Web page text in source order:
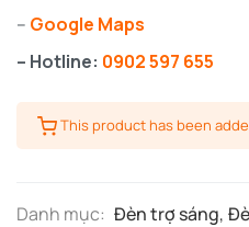
– Google Maps
– Hotline: 0902 597 655
This product has been
Danh mục: Đèn trợ sáng,